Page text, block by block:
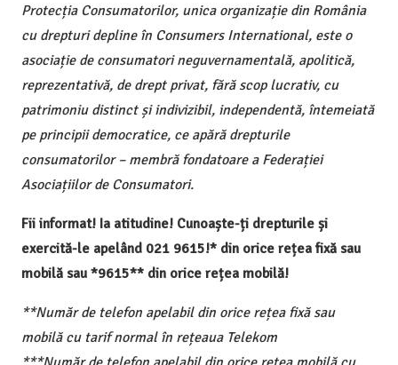
Protecția Consumatorilor, unica organizație din România
cu drepturi depline în Consumers International, este o
asociație de consumatori neguvernamentală, apolitică,
reprezentativă, de drept privat, fără scop lucrativ, cu
patrimoniu distinct și indivizibil, independentă, întemeiată
pe principii democratice, ce apără drepturile
consumatorilor – membră fondatoare a Federației
Asociațiilor de Consumatori.
Fii informat! Ia atitudine! Cunoaște-ți drepturile și
exercită-le apelând 021 9615!* din orice rețea fixă sau
mobilă sau *9615** din orice rețea mobilă!
**Număr de telefon apelabil din orice rețea fixă sau
mobilă cu tarif normal în rețeaua Telekom